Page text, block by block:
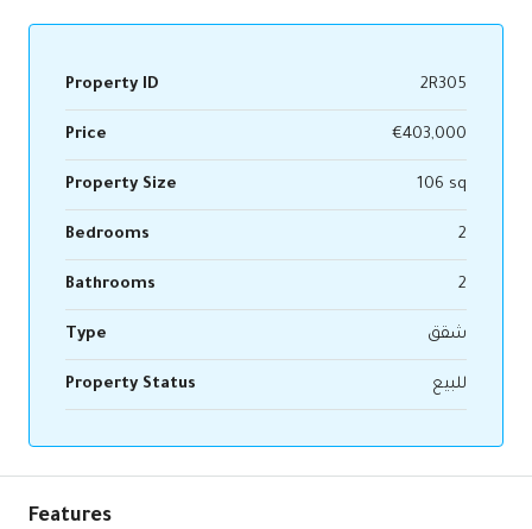
Property ID 2R305
Price €403,000
Property Size 106 sq
Bedrooms 2
Bathrooms 2
Type شقق
Property Status للبيع
Features